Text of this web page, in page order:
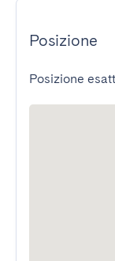
Posizione
Posizione